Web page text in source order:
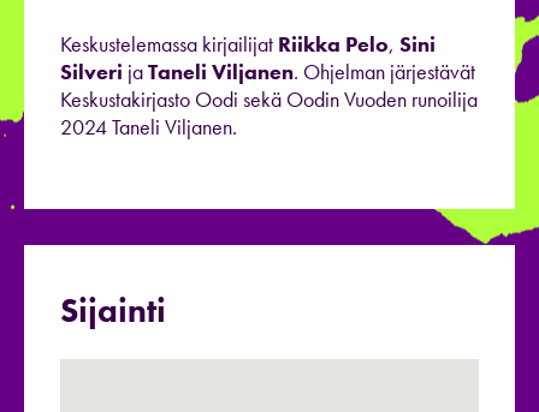
Keskustelemassa kirjailijat Riikka Pelo, Sini
Silveri jaTaneli Viljanen. Ohjelman järjestävät
Keskustakirjasto Oodi sekä Oodin Vuoden runoilija
2024 Taneli Viljanen.
Sijainti